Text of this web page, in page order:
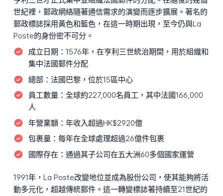
世紀裡，郵政網絡隨著通信需求的演變而逐步擴展。著名的
郵政標誌採用黃色和藍色，在這一時期出現，至今仍與La
Poste的身份密不可分。
成立日期： 1576年，在亨利三世統治期間，用於組織和
集中法國郵件分配
總部： 法國巴黎，位於15區中心
員工數量： 全球約227,000名員工，其中法國166,000
人
年營業額： 年收入超過HK$2920億
包裹量： 每年在全球處理超過26億件包裹
國際存在： 通過其子公司在五大洲60多個國家運營
1991年，La Poste改變地位並成為股份公司，使其能夠將活
動多元化，超越傳統郵件。這一轉變標誌著持續至21世紀的